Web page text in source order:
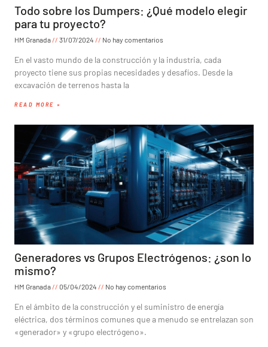
Todo sobre los Dumpers: ¿Qué modelo elegir
para tu proyecto?
HM Granada 31/07/2024 No hay comentarios
En el vasto mundo de la construcción y la industria, cada
proyecto tiene sus propias necesidades y desafíos. Desde la
excavación de terrenos hasta la
READ MORE »
Generadores vs Grupos Electrógenos: ¿son lo
mismo?
HM Granada 05/04/2024 No hay comentarios
En el ámbito de la construcción y el suministro de energía
eléctrica, dos términos comunes que a menudo se entrelazan son
«generador» y «grupo electrógeno».